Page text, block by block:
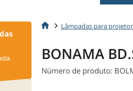
Lâmpadas para
BONAMA
Número de produto: